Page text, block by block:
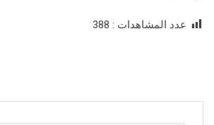
عدد المشاهدات : 388